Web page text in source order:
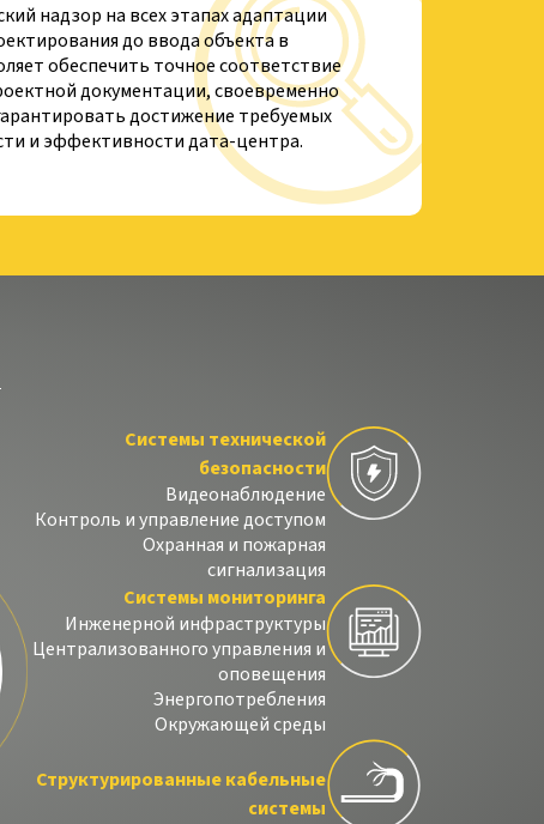
надзор на всех этапах адаптации
до ввода объекта в
обеспечить точное соответствие
документации, своевременно
достижение требуемых
и эффективности дата-центра.
Системы технической
безопасности
Видеонаблюдение
Контроль и управление доступом
Охранная и пожарная
сигнализация
Системы мониторинга
Инженерной инфраструктуры
Централизованного управления и
оповещения
Энергопотребления
Окружающей среды
Структурированные кабельные
системы